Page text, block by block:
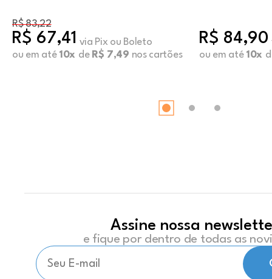
R$ 83,22
R$ 67,41 via Pix ou Boleto
ou em até 10x de R$ 7,49 nos cartões
R$ 84,90
ou em até 10x
Assine nossa
e fique por dentro de todas as